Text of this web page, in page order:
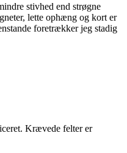
stivhed end strøgne
lette ophæng og kort er
foretrækker jeg stadig
Krævede felter er